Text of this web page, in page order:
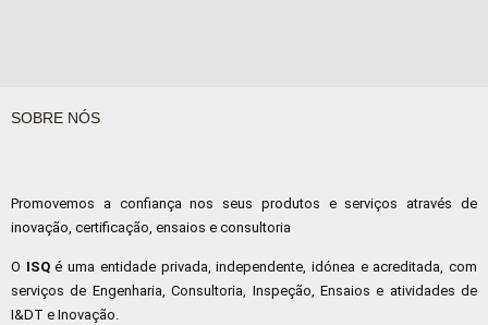
SOBRE NÓS
Promovemos a confiança nos seus produtos e serviços através de
inovação, certificação, ensaios e consultoria
O ISQé uma entidade privada, independente, idónea e acreditada, com
serviços de Engenharia, Consultoria, Inspeção, Ensaios e atividades de
I&DT e Inovação.